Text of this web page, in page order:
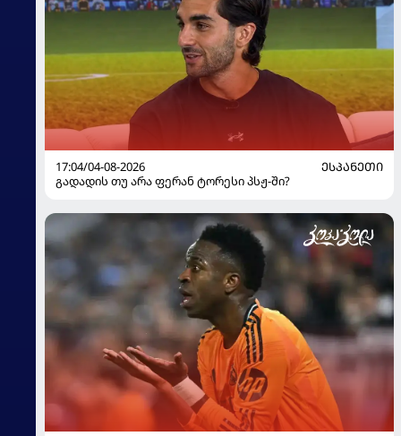
17:04/04-08-2026
ᲔᲡᲞᲐᲜᲔᲗᲘ
გადადის თუ არა ფერან ტორესი პსჟ-ში?